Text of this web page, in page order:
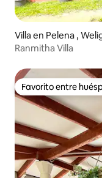
Villa en Pelena ,
Ranmitha Villa
Favorito entre
Favorito entre